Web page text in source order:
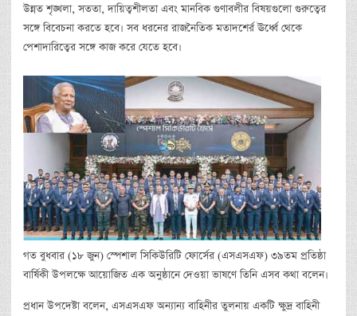
উন্নত শৃঙ্খলা, সততা, দায়িত্বশীলতা এবং মানবিক গুণাবলীর বিষয়গুলো গুরুত্বের
সঙ্গে বিবেচনা করতে হবে। সব ধরনের রাজনৈতিক মতাদশের্র ঊর্ধ্বে থেকে
পেশাদারিত্বের সঙ্গে কাজ করে যেতে হবে।
গত বুধবার (১৮ জুন) স্পেশাল সিকিউরিটি ফোর্সের (এসএসএফ) ৩৯তম প্রতিষ্ঠা
বার্ষিকী উপলক্ষে আয়োজিত এক অনুষ্ঠানে দেওয়া ভাষণে তিনি এসব কথা বলেন।
প্রধান উপদেষ্টা বলেন, এসএসএফ অন্যান্য বাহিনীর তুলনায় একটি ক্ষুদ্র বাহিনী